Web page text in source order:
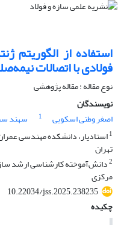
استفاده از الگوریتم
فولادی با اتصالات
نوع مقاله : مقاله پژوهشی
نویسندگان
اصغر وطنی اسکویی
1 سهند
1استادیار، دانشکده مهندسی
تهران
2دانش‌آموخته کارشناسی ارشد
مرکزی
10.22034/jss.2025.238235
چکیده